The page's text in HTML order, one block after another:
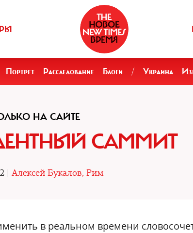
Портрет Расследование Блоги / Украина
НА САЙТЕ
САММИТ
| Алексей Букалов, Рим
в реальном времени